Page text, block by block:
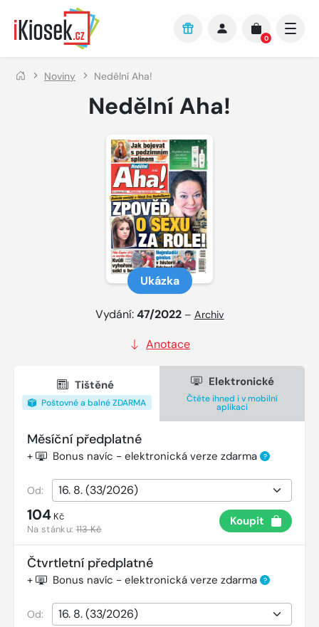
Přejít na hlavní obsah
0
Noviny Nedělní Aha!
Nedělní Aha!
Ukázka
Vydání:47/2022 – Archiv
Anotace
Tištěné
Poštovné a balné ZDARMA
Elektronické
Čtěte ihned i v mobilní
aplikaci
Měsíční předplatné
+ Bonus navíc - elektronická verze zdarma ?
Od:
104 Kč
Na stánku:113 Kč
Koupit
Čtvrtletní předplatné
+ Bonus navíc - elektronická verze zdarma ?
Od: